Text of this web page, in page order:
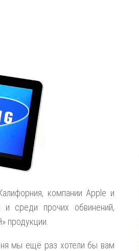
компании Apple и
и среди прочих обвинений,
продукции.
мы ещё раз хотели бы вам